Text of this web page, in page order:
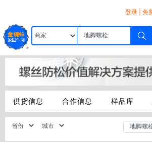
登录 免
供货信息 合作信息 样品库